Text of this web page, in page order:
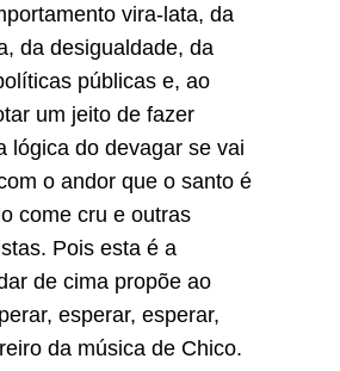
vira-lata, da
da desigualdade, da
públicas e, ao
um jeito de fazer
lógica do devagar se vai
o andor que o santo é
come cru e outras
Pois esta é a
de cima propõe ao
esperar, esperar,
da música de Chico.